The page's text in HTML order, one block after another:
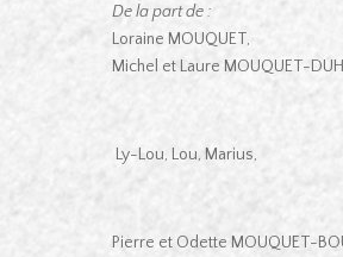
De la part de :
Loraine MOUQUET,
Michel et Laure MOUQUET-
Ly-Lou, Lou, Marius,
Pierre et Odette MOUQUET-